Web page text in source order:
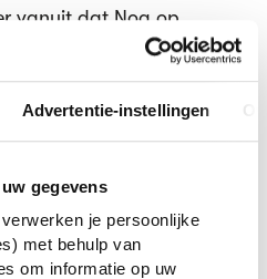
Advertentie-instellingen
gegevens
verwerken je persoonlijke
met behulp van
om informatie op uw
vanuit dat Noa op
nog nooit verliefd is
"Maar hoe kan ik
omdat ik nooit
weet ik ook niet op
ik nooit verliefd
Dan kan ik altijd
worden."